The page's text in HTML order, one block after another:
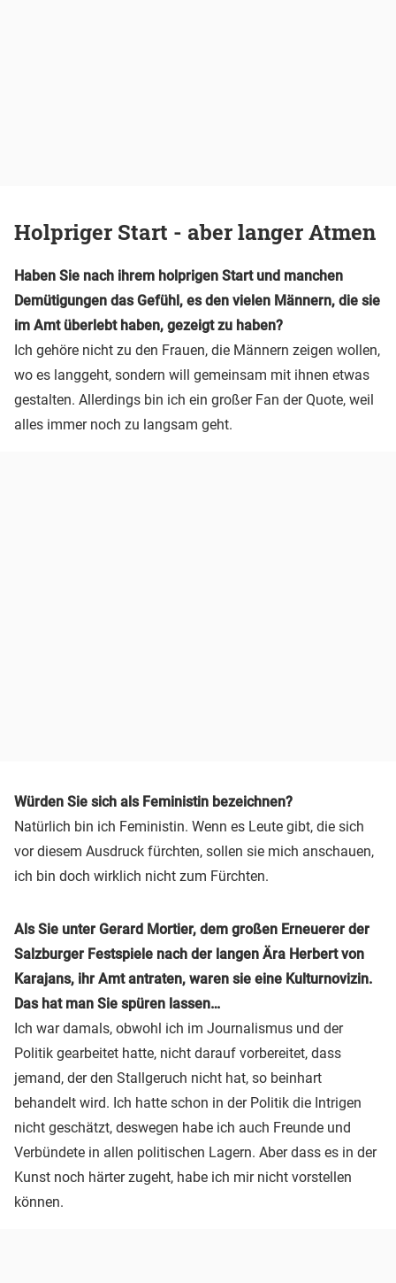
Holpriger Start - aber langer Atmen
Haben Sie nach ihrem holprigen Start und manchen
Demütigungen das Gefühl, es den vielen Männern, die sie
im Amt überlebt haben, gezeigt zu haben?
Ich gehöre nicht zu den Frauen, die Männern zeigen wollen,
wo es langgeht, sondern will gemeinsam mit ihnen etwas
gestalten. Allerdings bin ich ein großer Fan der Quote, weil
alles immer noch zu langsam geht.
Würden Sie sich als Feministin bezeichnen?
Natürlich bin ich Feministin. Wenn es Leute gibt, die sich
vor diesem Ausdruck fürchten, sollen sie mich anschauen,
ich bin doch wirklich nicht zum Fürchten.
Als Sie unter Gerard Mortier, dem großen Erneuerer der
Salzburger Festspiele nach der langen Ära Herbert von
Karajans, ihr Amt antraten, waren sie eine Kulturnovizin.
Das hat man Sie spüren lassen…
Ich war damals, obwohl ich im Journalismus und der
Politik gearbeitet hatte, nicht darauf vorbereitet, dass
jemand, der den Stallgeruch nicht hat, so beinhart
behandelt wird. Ich hatte schon in der Politik die Intrigen
nicht geschätzt, deswegen habe ich auch Freunde und
Verbündete in allen politischen Lagern. Aber dass es in der
Kunst noch härter zugeht, habe ich mir nicht vorstellen
können.